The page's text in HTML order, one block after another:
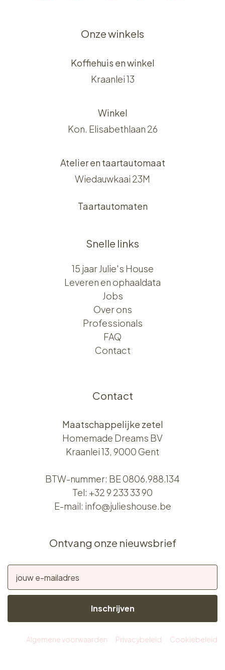
Onze winkels
Koffiehuis en winkel
Kraanlei 13
Winkel
Kon. Elisabethlaan 26
Atelier en taartautomaat
Wiedauwkaai 23M
Taartautomaten
Snelle links
15 jaar Julie's House
Leveren en ophaaldata
Jobs
Over ons​​
Professionals
FAQ
Contact
Contact
Maatschappelijke zetel
Homemade Dreams BV
Kraanlei 13, 9000 Gent
BTW-nummer: BE 0806.988.134
Tel: +32 9 233 33 90
E-mail: info@julieshouse.be
Ontvang onze nieuwsbrief
Inschrijven
Algemene voorwaarden Privacybeleid Cookiebeleid